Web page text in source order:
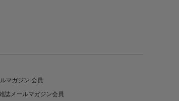
マガジン 会員
誌メールマガジン会員